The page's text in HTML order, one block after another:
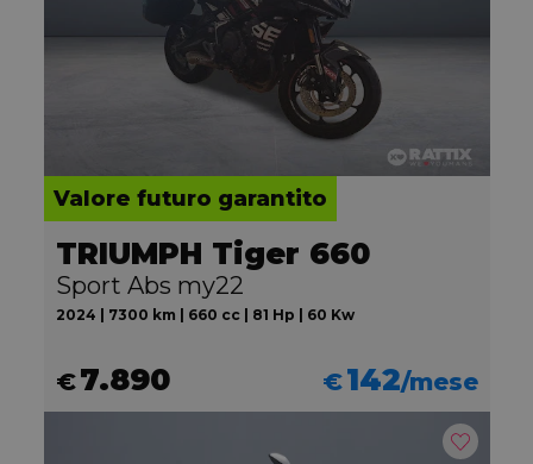
Valore futuro garantito
TRIUMPH Tiger 660
Sport Abs my22
2024 | 7300 km | 660 cc | 81 Hp | 60 Kw
€7.890 €142/mese